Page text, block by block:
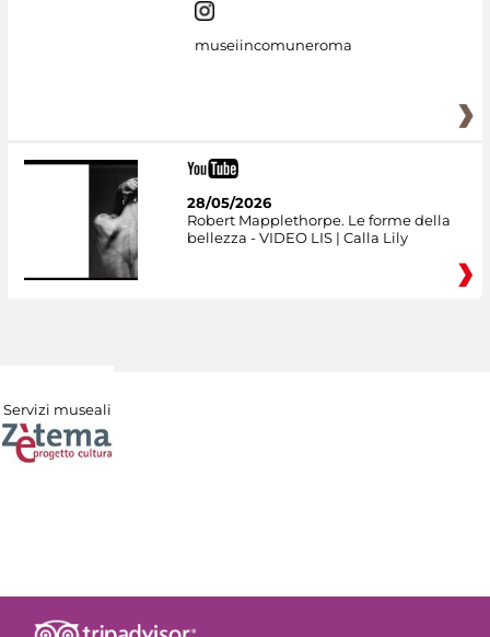
museiincomuneroma
28/05/2026
Robert Mapplethorpe. Le forme della
bellezza - VIDEO LIS | Calla Lily
Servizi museali